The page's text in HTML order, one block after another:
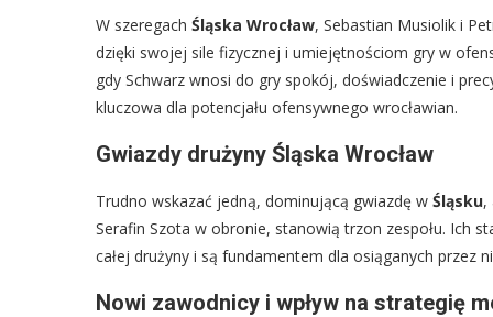
W szeregach Śląska Wrocław, Sebastian Musiolik i
dzięki swojej sile fizycznej i umiejętnościom gry w
gdy Schwarz wnosi do gry spokój, doświadczenie i
kluczowa dla potencjału ofensywnego wrocławian.
Gwiazdy drużyny Śląska Wrocław
Trudno wskazać jedną, dominującą gwiazdę w Śląsku,
Serafin Szota w obronie, stanowią trzon zespołu. Ich
całej drużyny i są fundamentem dla osiąganych przez
Nowi zawodnicy i wpływ na strategię